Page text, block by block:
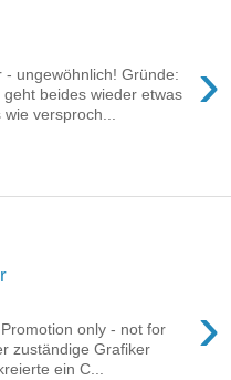
›
- ungewöhnlich! Gründe:
beides wieder etwas
wie versproch...
›
only - not for
zuständige Grafiker
ein C...